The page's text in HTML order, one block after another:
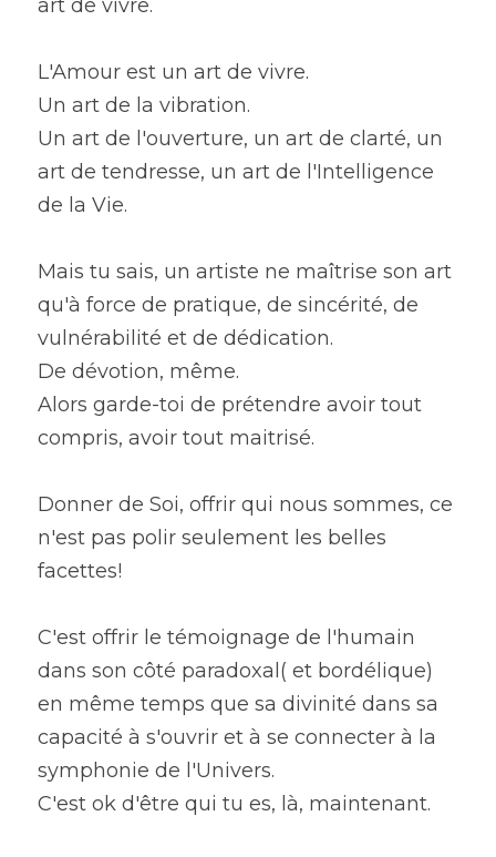
art de vivre.
L'Amour est un art de vivre.
Un art de la vibration.
Un art de l'ouverture, un art de clarté, un
art de tendresse, un art de l'Intelligence
de la Vie.
Mais tu sais, un artiste ne maîtrise son art
qu'à force de pratique, de sincérité, de
vulnérabilité et de dédication.
De dévotion, même.
Alors garde-toi de prétendre avoir tout
compris, avoir tout maitrisé.
Donner de Soi, offrir qui nous sommes, ce
n'est pas polir seulement les belles
facettes!
C'est offrir le témoignage de l'humain
dans son côté paradoxal( et bordélique)
en même temps que sa divinité dans sa
capacité à s'ouvrir et à se connecter à la
symphonie de l'Univers.
C'est ok d'être qui tu es, là, maintenant.